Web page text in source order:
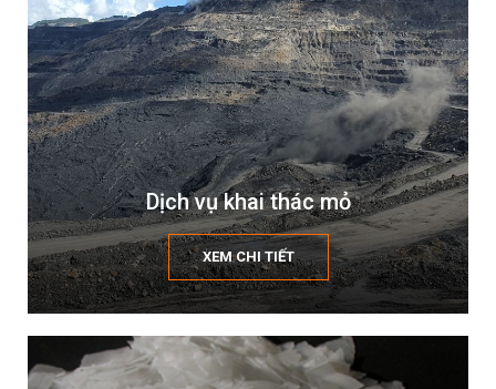
Dịch vụ khai thác mỏ
XEM CHI TIẾT